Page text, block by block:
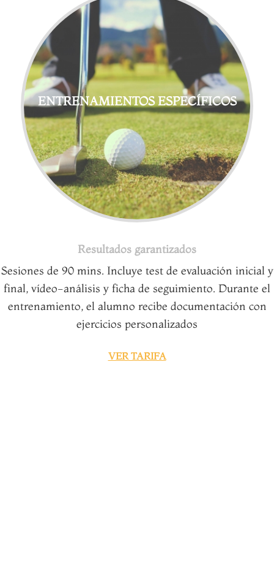
ENTRENAMIENTOS ESPECÍFICOS
Resultados garantizados
Sesiones de 90 mins. Incluye test de evaluación inicial y
final, vídeo-análisis y ficha de seguimiento. Durante el
entrenamiento, el alumno recibe documentación con
ejercicios personalizados
VER TARIFA